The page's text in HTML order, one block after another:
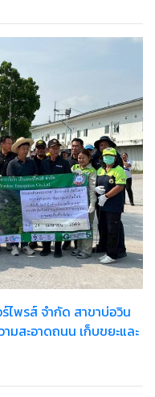
มสะอาดถนน เก็บขยะและ